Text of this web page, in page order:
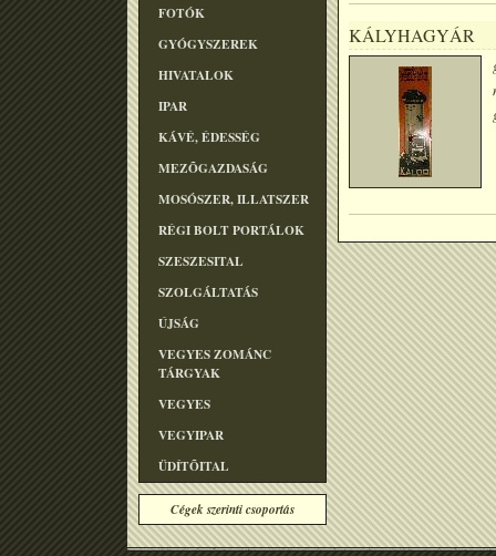
FOTÓK
GYÓGYSZEREK
HIVATALOK
IPAR
KÁVÉ, ÉDESSÉG
MEZÕGAZDASÁG
MOSÓSZER, ILLATSZER
RÉGI BOLT PORTÁLOK
SZESZESITAL
SZOLGÁLTATÁS
ÚJSÁG
VEGYES ZOMÁNC
TÁRGYAK
VEGYES
VEGYIPAR
ÜDÍTÕITAL
Cégek szerinti csoportás
KÁLYHAGYÁR